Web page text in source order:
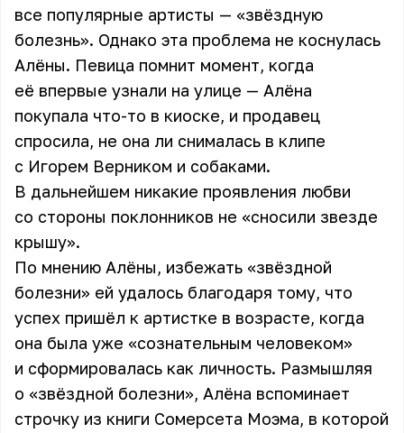
все популярные артисты — «звёздную
болезнь». Однако эта проблема не коснулась
Алёны. Певица помнит момент, когда
её впервые узнали на улице — Алёна
покупала что-то в киоске, и продавец
спросила, не она ли снималась в клипе
с Игорем Верником и собаками.
В дальнейшем никакие проявления любви
со стороны поклонников не «сносили звезде
крышу».
По мнению Алёны, избежать «звёздной
болезни» ей удалось благодаря тому, что
успех пришёл к артистке в возрасте, когда
она была уже «сознательным человеком»
и сформировалась как личность. Размышляя
о «звёздной болезни», Алёна вспоминает
строчку из книги Сомерсета Моэма, в которой